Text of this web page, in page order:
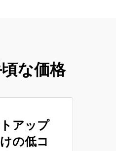
な価格
アップ
の低コ